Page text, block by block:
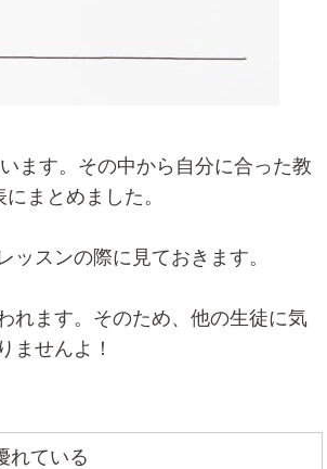
ます。その中から自分に合った教
まとめました。
スンの際に見ておきます。
れます。そのため、他の生徒に気
ませんよ！
れている